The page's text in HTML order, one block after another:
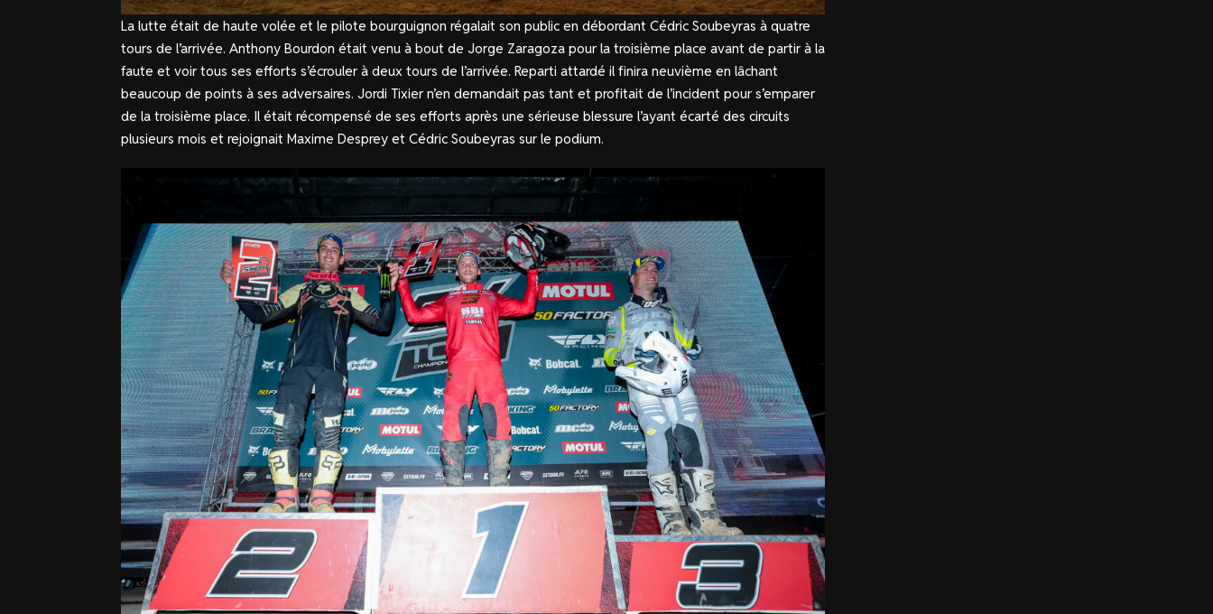
La lutte était de haute volée et le pilote bourguignon régalait son public en débordant Cédric Soubeyras à quatre
tours de l’arrivée. Anthony Bourdon était venu à bout de Jorge Zaragoza pour la troisième place avant de partir à la
faute et voir tous ses efforts s’écrouler à deux tours de l’arrivée. Reparti attardé il finira neuvième en lâchant
beaucoup de points à ses adversaires. Jordi Tixier n’en demandait pas tant et profitait de l’incident pour s’emparer
de la troisième place. Il était récompensé de ses efforts après une sérieuse blessure l’ayant écarté des circuits
plusieurs mois et rejoignait Maxime Desprey et Cédric Soubeyras sur le podium.